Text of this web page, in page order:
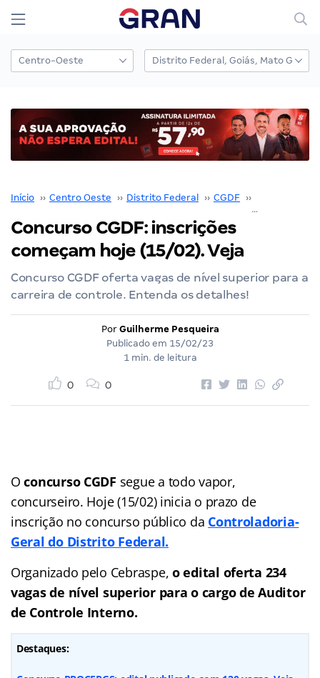
Início ›› Centro Oeste ›› Distrito Federal ›› CGDF ››
Concurso CGDF: inscrições
começam hoje (15/02). Veja
Concurso CGDF oferta vagas de nível superior para a
carreira de controle. Entenda os detalhes!
Por Guilherme Pesqueira
Publicado em 15/02/23
1 min. de leitura
0 0
Oconcurso CGDF segue a todo vapor,
concurseiro. Hoje (15/02) inicia o prazo de
inscrição no concurso público da Controladoria-
Geral do Distrito Federal.
Organizado pelo Cebraspe, o edital oferta 234
vagas de nível superior para o cargo de Auditor
de Controle Interno.
Destaques: